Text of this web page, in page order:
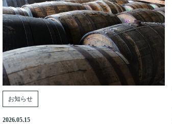
お知らせ
2026.05.15